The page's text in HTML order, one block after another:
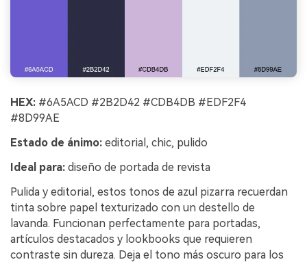
HEX: #6A5ACD #2B2D42 #CDB4DB #EDF2F4
#8D99AE
Estado de ánimo: editorial, chic, pulido
Ideal para: diseño de portada de revista
Pulida y editorial, estos tonos de azul pizarra recuerdan
tinta sobre papel texturizado con un destello de
lavanda. Funcionan perfectamente para portadas,
artículos destacados y lookbooks que requieren
contraste sin dureza. Deja el tono más oscuro para los